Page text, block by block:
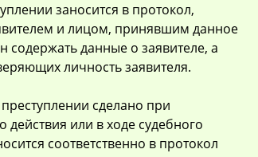
заносится в протокол,
и лицом, принявшим данное
содержать данные о заявителе, а
личность заявителя.
сделано при
действия или в ходе судебного
соответственно в протокол